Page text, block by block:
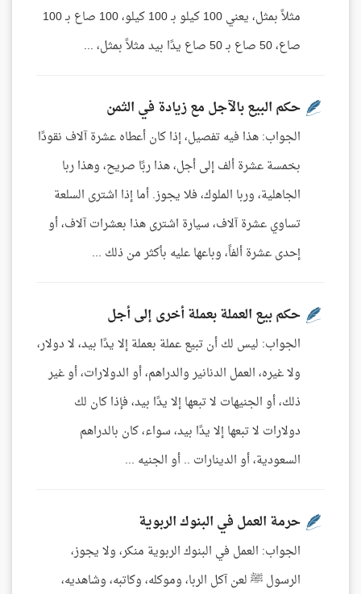
مثلاً بمثل، يعني 100 كيلو بـ 100 كيلو، 100 صاع بـ 100
صاع، 50 صاع بـ 50 صاع يدًا بيد مثلاً بمثل، ...
حكم البيع بالآجل مع زيادة في الثمن
الجواب: هذا فيه تفصيل، إذا كان أعطاه عشرة آلاف نقودًا
بخمسة عشرة ألف إلى أجل، هذا ربًا صريح، وهذا ربا
الجاهلية، وربا الملوك، فلا يجوز. أما إذا اشترى السلعة
تساوي عشرة آلاف، سيارة اشترى هذا بعشرات آلاف، أو
إحدى عشرة ألفاً، وباعها عليه بأكثر من ذلك ...
حكم بيع العملة بعملة أخرى إلى أجل
الجواب: ليس لك أن تبيع عملة بعملة إلا يدًا بيد، لا دولار،
ولا غيره، العمل الدنانير والدراهم، أو الدولارات، أو غير
ذلك، أو الجنيهات لا تبعها إلا يدًا بيد، فإذا كان لك
دولارات لا تبعها إلا يدًا بيد، سواء، كان بالدراهم
السعودية، أو الدينارات .. أو الجنيه ...
حرمة العمل في البنوك الربوية
الجواب: العمل في البنوك الربوية منكر، ولا يجوز،
الرسول ﷺ لعن آكل الربا، وموكله، وكاتبه، وشاهديه،